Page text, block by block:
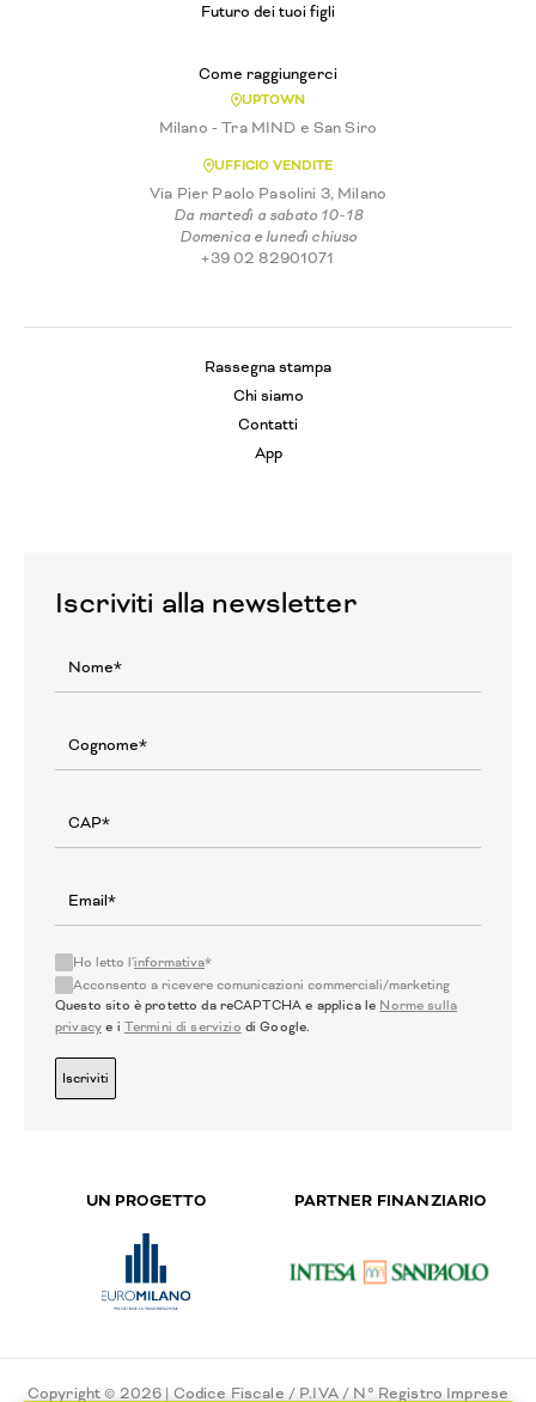
Futuro dei tuoi figli
Come raggiungerci
UPTOWN
Milano - Tra MIND e San Siro
UFFICIO VENDITE
Via Pier Paolo Pasolini 3, Milano
Da martedì a sabato 10-18
Domenica e lunedì chiuso
+39 02 82901071
Rassegna stampa
Chi siamo
Contatti
App
Iscriviti alla newsletter
Ho letto l'informativa*
Acconsento a ricevere comunicazioni commerciali/marketing
Questo sito è protetto da reCAPTCHA e applica le Norme sulla
privacy e i Termini di servizio di Google.
Iscriviti
UN PROGETTO PARTNER FINANZIARIO
Copyright © 2026 | Codice Fiscale / P.IVA / N° Registro Imprese